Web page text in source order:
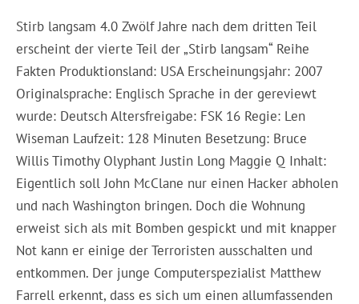
Stirb langsam 4.0 Zwölf Jahre nach dem dritten Teil
erscheint der vierte Teil der „Stirb langsam“ Reihe
Fakten Produktionsland: USA Erscheinungsjahr: 2007
Originalsprache: Englisch Sprache in der gereviewt
wurde: Deutsch Altersfreigabe: FSK 16 Regie: Len
Wiseman Laufzeit: 128 Minuten Besetzung: Bruce
Willis Timothy Olyphant Justin Long Maggie Q Inhalt:
Eigentlich soll John McClane nur einen Hacker abholen
und nach Washington bringen. Doch die Wohnung
erweist sich als mit Bomben gespickt und mit knapper
Not kann er einige der Terroristen ausschalten und
entkommen. Der junge Computerspezialist Matthew
Farrell erkennt, dass es sich um einen allumfassenden